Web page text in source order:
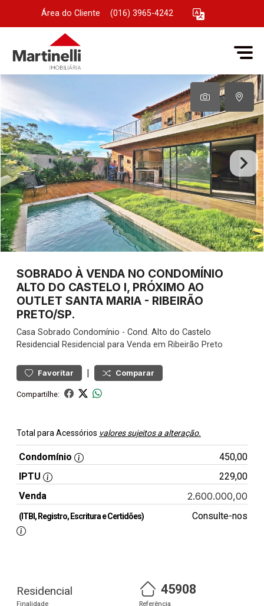
Área do Cliente (016) 3965-4242
SOBRADO À VENDA NO CONDOMÍNIO
ALTO DO CASTELO I, PRÓXIMO AO
OUTLET SANTA MARIA - RIBEIRÃO
PRETO/SP.
Casa Sobrado Condomínio - Cond. Alto do Castelo
Residencial Residencial para Venda em Ribeirão Preto
Favoritar | Comparar
Compartilhe:
Total para Acessórios valores sujeitos a alteração.
Condomínio
450,00
IPTU
229,00
Venda
2.600.000,00
(ITBI, Registro, Escritura e Certidões) Consulte-nos
Residencial
Finalidade
45908
Referência